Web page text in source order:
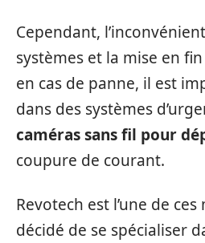
Cependant,
systèmes et la mise en
en cas de panne, il est
dans des systèmes
caméras sans fil pour
coupure de courant.
Revotech est l’une de
décidé de se spécialiser